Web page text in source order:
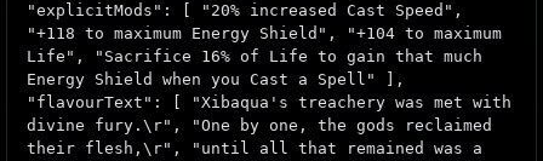
"explicitMods": [ "20% increased Cast Speed",
"+118 to maximum Energy Shield", "+104 to maximum
Life", "Sacrifice 16% of Life to gain that much
Energy Shield when you Cast a Spell" ],
"flavourText": [ "Xibaqua's treachery was met with
divine fury.\r", "One by one, the gods reclaimed
their flesh,\r", "until all that remained was a